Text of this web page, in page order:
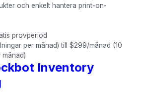
och enkelt hantera print-on-
provperiod
per månad) till $299/månad (10
Inventory